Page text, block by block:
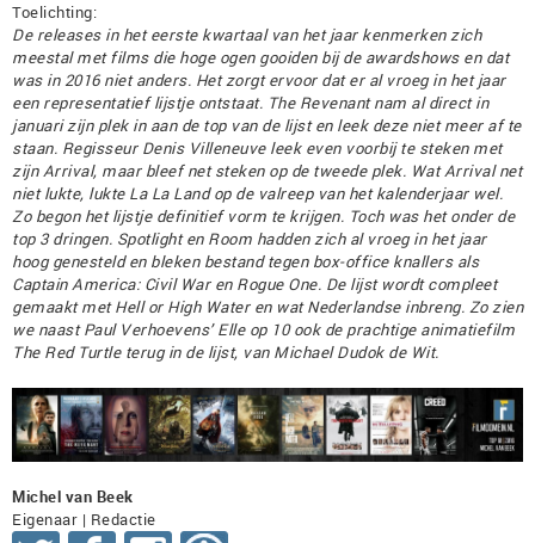
Toelichting:
De releases in het eerste kwartaal van het jaar kenmerken zich
meestal met films die hoge ogen gooiden bij de awardshows en dat
was in 2016 niet anders. Het zorgt ervoor dat er al vroeg in het jaar
een representatief lijstje ontstaat. The Revenant nam al direct in
januari zijn plek in aan de top van de lijst en leek deze niet meer af te
staan. Regisseur Denis Villeneuve leek even voorbij te steken met
zijn Arrival, maar bleef net steken op de tweede plek. Wat Arrival net
niet lukte, lukte La La Land op de valreep van het kalenderjaar wel.
Zo begon het lijstje definitief vorm te krijgen. Toch was het onder de
top 3 dringen. Spotlight en Room hadden zich al vroeg in het jaar
hoog genesteld en bleken bestand tegen box-office knallers als
Captain America: Civil War en Rogue One. De lijst wordt compleet
gemaakt met Hell or High Water en wat Nederlandse inbreng. Zo zien
we naast Paul Verhoevens’ Elle op 10 ook de prachtige animatiefilm
The Red Turtle terug in de lijst, van Michael Dudok de Wit.
Michel van Beek
Eigenaar | Redactie